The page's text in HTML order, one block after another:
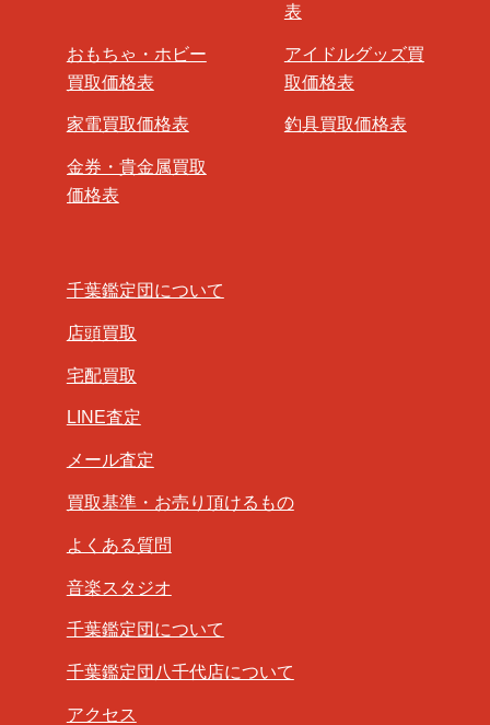
表
おもちゃ・ホビー
買取価格表
アイドルグッズ買
取価格表
家電買取価格表 釣具買取価格表
金券・貴金属買取
価格表
千葉鑑定団について
店頭買取
宅配買取
LINE査定
メール査定
買取基準・お売り頂けるもの
よくある質問
音楽スタジオ
千葉鑑定団について
千葉鑑定団八千代店について
アクセス